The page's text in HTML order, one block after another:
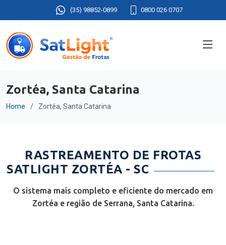
(35) 98852-0899 0800 026 0707
Zortéa, Santa Catarina
Home Zortéa, Santa Catarina
RASTREAMENTO DE FROTAS
SATLIGHT ZORTÉA - SC
O sistema mais completo e eficiente do mercado em
Zortéa e região de Serrana, Santa Catarina.